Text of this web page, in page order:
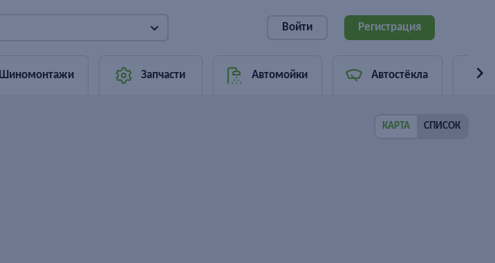
Войти Регистрация
Шиномонтажи Запчасти Автомойки Автостёкла
КАРТА СПИСОК